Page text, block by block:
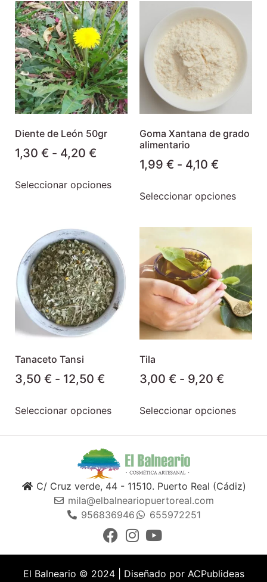
Diente de León 50gr
1,30 € - 4,20 €
Seleccionar opciones
Goma Xantana de grado
alimentario
1,99 € - 4,10 €
Seleccionar opciones
Tanaceto Tansi
3,50 € - 12,50 €
Seleccionar opciones
Tila
3,00 € - 9,20 €
Seleccionar opciones
C/ Cruz verde, 44 - 11510. Puerto Real (Cádiz)
mila@elbalneariopuertoreal.com
956836946
655972251
El Balneario © 2024 | Diseñado por ACPublideas